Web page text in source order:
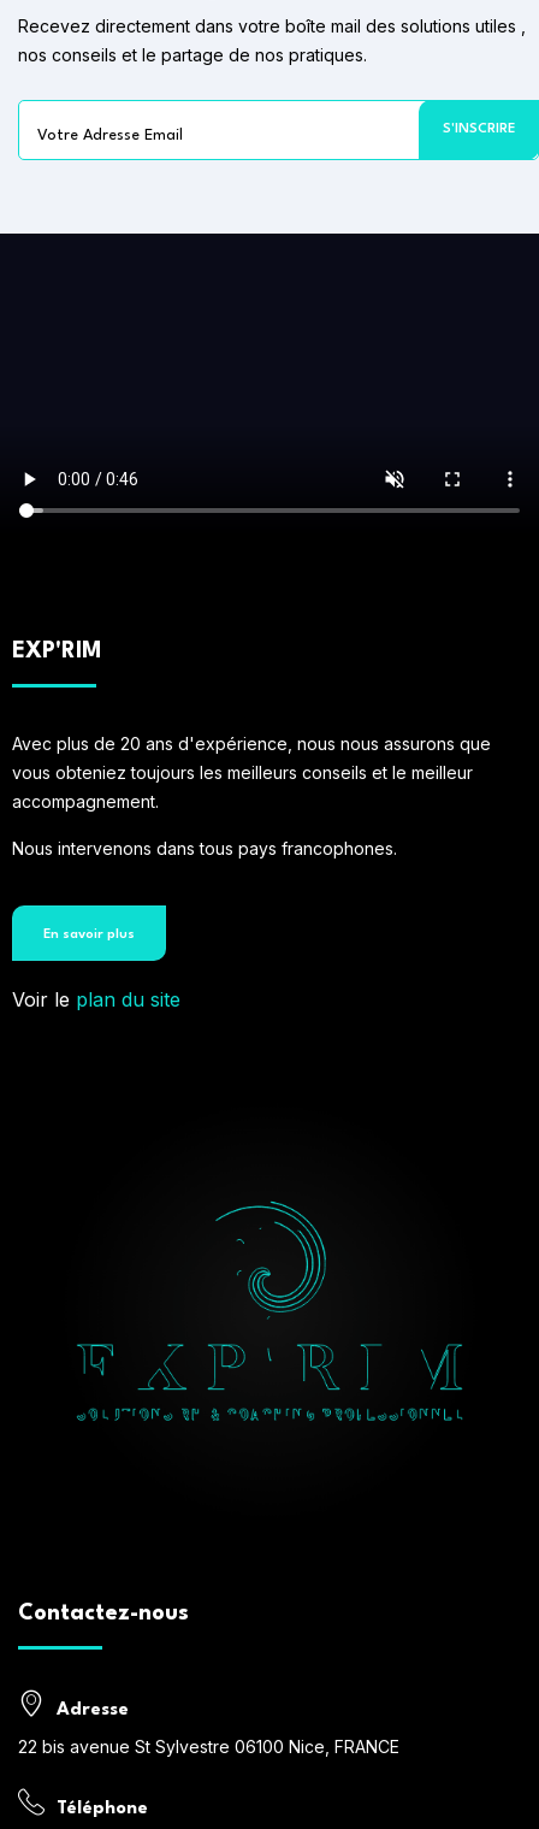
Recevez directement dans votre boîte mail des solutions utiles ,
nos conseils et le partage de nos pratiques.
EXP'RIM
Avec plus de 20 ans d'expérience, nous nous assurons que
vous obteniez toujours les meilleurs conseils et le meilleur
accompagnement.
Nous intervenons dans tous pays francophones.
En savoir plus
Voir le plan du site
Contactez-nous
Adresse
22 bis avenue St Sylvestre 06100 Nice, FRANCE
Téléphone